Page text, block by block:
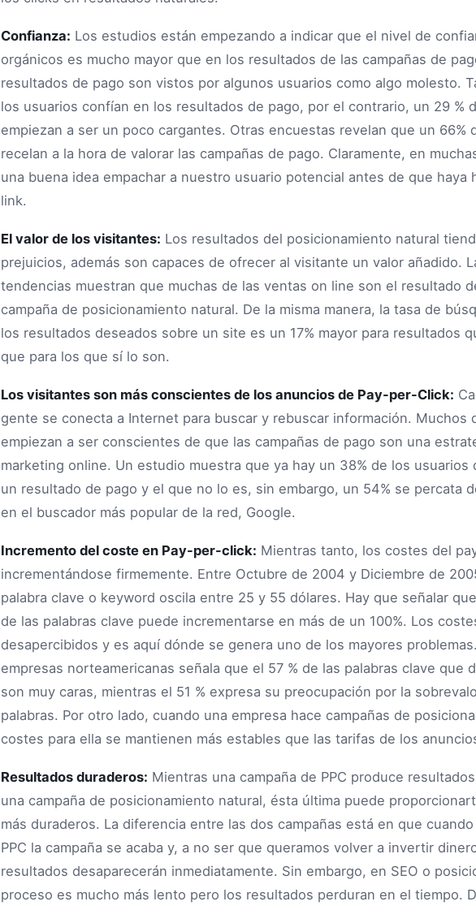
Confianza: Los estudios están empezando a indicar que el nivel de
orgánicos es mucho mayor que en los resultados de las campañas de
resultados de pago son vistos por algunos usuarios como algo molesto.
los usuarios confían en los resultados de pago, por el contrario, un 29 %
empiezan a ser un poco cargantes. Otras encuestas revelan que un 66%
recelan a la hora de valorar las campañas de pago. Claramente, en
una buena idea empachar a nuestro usuario potencial antes de que haya
link.
El valor de los visitantes: Los resultados del posicionamiento natural
prejuicios, además son capaces de ofrecer al visitante un valor añadido.
tendencias muestran que muchas de las ventas on line son el resultado
campaña de posicionamiento natural. De la misma manera, la tasa de
los resultados deseados sobre un site es un 17% mayor para resultados
que para los que sí lo son.
Los visitantes son más conscientes de los anuncios de Pay-per-Click:
gente se conecta a Internet para buscar y rebuscar información. Muchos
empiezan a ser conscientes de que las campañas de pago son una
marketing online. Un estudio muestra que ya hay un 38% de los
un resultado de pago y el que no lo es, sin embargo, un 54% se percata
en el buscador más popular de la red, Google.
Incremento del coste en Pay-per-click: Mientras tanto, los costes del
incrementándose firmemente. Entre Octubre de 2004 y Diciembre de
palabra clave o keyword oscila entre 25 y 55 dólares. Hay que señalar
de las palabras clave puede incrementarse en más de un 100%. Los
desapercibidos y es aquí dónde se genera uno de los mayores
empresas norteamericanas señala que el 57 % de las palabras clave que
son muy caras, mientras el 51 % expresa su preocupación por la
palabras. Por otro lado, cuando una empresa hace campañas de
costes para ella se mantienen más estables que las tarifas de los
Resultados duraderos: Mientras una campaña de PPC produce
una campaña de posicionamiento natural, ésta última puede
más duraderos. La diferencia entre las dos campañas está en que
PPC la campaña se acaba y, a no ser que queramos volver a invertir
resultados desaparecerán inmediatamente. Sin embargo, en SEO o
proceso es mucho más lento pero los resultados perduran en el tiempo.